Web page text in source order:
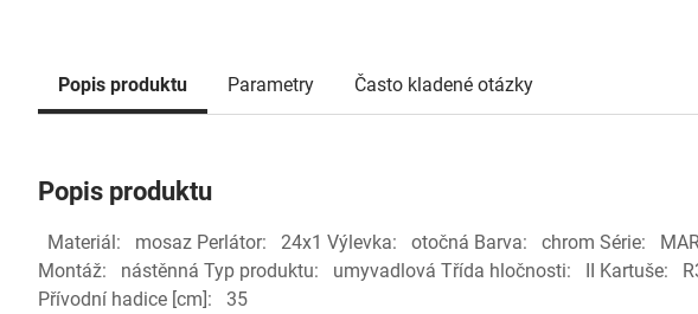
Popis produktu Parametry Často kladené otázky
Popis produktu
Materiál: mosaz Perlátor: 24x1 Výlevka: otočná Barva: chrom Série:
Montáž: nástěnná Typ produktu: umyvadlová Třída hločnosti: II Kartuše:
Přívodní hadice [cm]: 35